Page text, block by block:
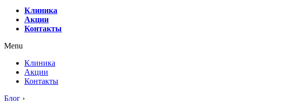
Клиника
Акции
Контакты
Menu
Клиника
Акции
Контакты
Блог ›